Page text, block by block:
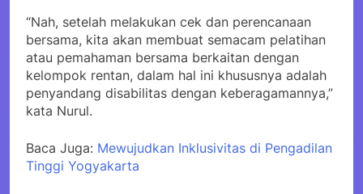
“Nah, setelah melakukan cek dan perencanaan
bersama, kita akan membuat semacam pelatihan
atau pemahaman bersama berkaitan dengan
kelompok rentan, dalam hal ini khususnya adalah
penyandang disabilitas dengan keberagamannya,”
kata Nurul.
Baca Juga: Mewujudkan Inklusivitas di Pengadilan
Tinggi Yogyakarta